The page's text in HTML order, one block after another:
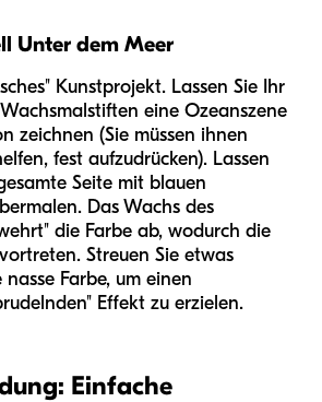
Unter dem Meer
Kunstprojekt. Lassen Sie Ihr
eine Ozeanszene
zeichnen (Sie müssen ihnen
fest aufzudrücken). Lassen
Seite mit blauen
Das Wachs des
die Farbe ab, wodurch die
Streuen Sie etwas
Farbe, um einen
Effekt zu erzielen.
Einfache